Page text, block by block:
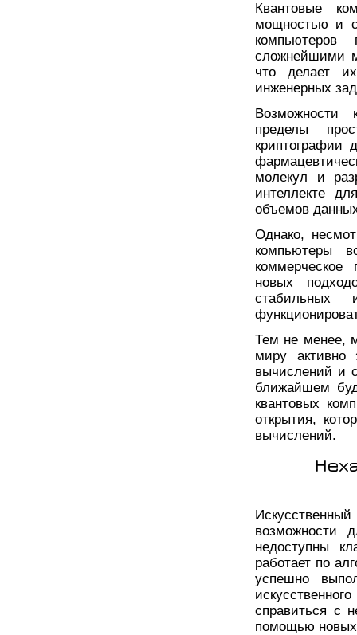
Квантовые
мощностью и
сложнейшими
что делает
инженерных
Возможности
пределы
криптографии
молекул и
интеллекте
объемов
Однако,
компьютеры
новых
стабильных
Тем не менее,
миру активно
вычислений и
ближайшем
квантовых
открытия,
вычислений.
возможности
недоступны
работает по
успешно
справиться с
помощью новых